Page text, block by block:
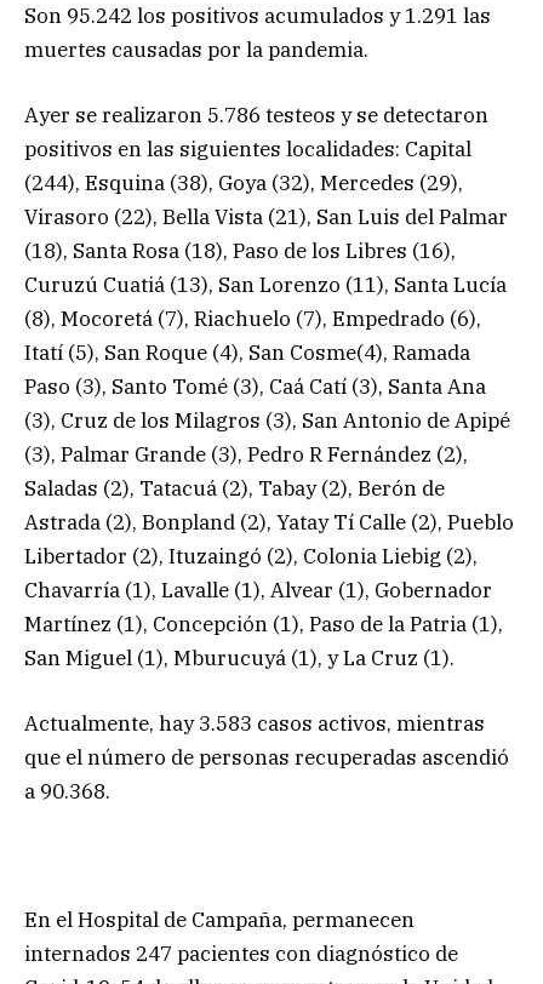
Son 95.242 los positivos acumulados y 1.291 las
muertes causadas por la pandemia.
Ayer se realizaron 5.786 testeos y se detectaron
positivos en las siguientes localidades: Capital
(244), Esquina (38), Goya (32), Mercedes (29),
Virasoro (22), Bella Vista (21), San Luis del Palmar
(18), Santa Rosa (18), Paso de los Libres (16),
Curuzú Cuatiá (13), San Lorenzo (11), Santa Lucía
(8), Mocoretá (7), Riachuelo (7), Empedrado (6),
Itatí (5), San Roque (4), San Cosme(4), Ramada
Paso (3), Santo Tomé (3), Caá Catí (3), Santa Ana
(3), Cruz de los Milagros (3), San Antonio de Apipé
(3), Palmar Grande (3), Pedro R Fernández (2),
Saladas (2), Tatacuá (2), Tabay (2), Berón de
Astrada (2), Bonpland (2), Yatay Tí Calle (2), Pueblo
Libertador (2), Ituzaingó (2), Colonia Liebig (2),
Chavarría (1), Lavalle (1), Alvear (1), Gobernador
Martínez (1), Concepción (1), Paso de la Patria (1),
San Miguel (1), Mburucuyá (1), y La Cruz (1).
Actualmente, hay 3.583 casos activos, mientras
que el número de personas recuperadas ascendió
a 90.368.
En el Hospital de Campaña, permanecen
internados 247 pacientes con diagnóstico de